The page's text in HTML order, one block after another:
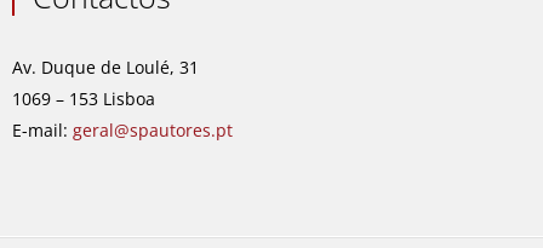
b
o
k
a
r
a
m
e
i
n
Av. Duque de Loulé, 31
1069 – 153 Lisboa
E-mail: geral@spautores.pt